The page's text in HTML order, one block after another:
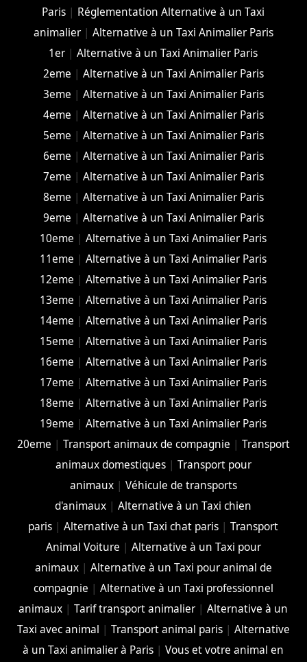
Paris | Réglementation Alternative à un Taxi
animalier| Alternative à un Taxi Animalier Paris
1er |Alternative à un Taxi Animalier Paris
2eme | Alternative à un Taxi Animalier Paris
3eme | Alternative à un Taxi Animalier Paris
4eme | Alternative à un Taxi Animalier Paris
5eme | Alternative à un Taxi Animalier Paris
6eme | Alternative à un Taxi Animalier Paris
7eme | Alternative à un Taxi Animalier Paris
8eme | Alternative à un Taxi Animalier Paris
9eme | Alternative à un Taxi Animalier Paris
10eme |Alternative à un Taxi Animalier Paris
11eme |Alternative à un Taxi Animalier Paris
12eme |Alternative à un Taxi Animalier Paris
13eme |Alternative à un Taxi Animalier Paris
14eme |Alternative à un Taxi Animalier Paris
15eme |Alternative à un Taxi Animalier Paris
16eme |Alternative à un Taxi Animalier Paris
17eme |Alternative à un Taxi Animalier Paris
18eme |Alternative à un Taxi Animalier Paris
19eme |Alternative à un Taxi Animalier Paris
20eme | Transport animaux de compagnie | Transport
animaux domestiques| Transport pour
animaux| Véhicule de transports
d'animaux |Alternative à un Taxi chien
paris |Alternative à un Taxi chat paris |Transport
Animal Voiture | Alternative à un Taxi pour
animaux| Alternative à un Taxi pour animal de
compagnie | Alternative à un Taxi professionnel
animaux |Tarif transport animalier |Alternative à un
Taxi avec animal | Transport animal paris| Alternative
à un Taxi animalier à Paris |Vous et votre animal en